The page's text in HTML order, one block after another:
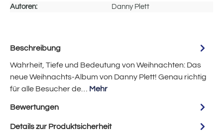
Autoren:
Danny Plett
Beschreibung
Wahrheit, Tiefe und Bedeutung von Weihnachten: Das
neue Weihnachts-Album von Danny Plett! Genau richtig
für alle Besucher de… Mehr
Bewertungen
Details zur Produktsicherheit